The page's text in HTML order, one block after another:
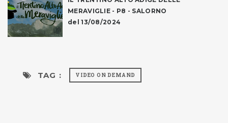
MERAVIGLIE - P8 - SALORNO
del 13/08/2024
TAG : VIDEO ON DEMAND